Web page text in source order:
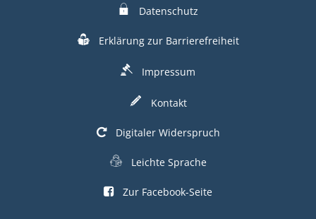
Datenschutz
Erklärung zur Barrierefreiheit
Impressum
Kontakt
Digitaler Widerspruch
Leichte Sprache
Zur Facebook-Seite